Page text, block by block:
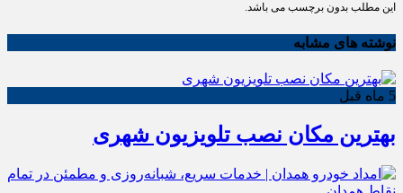
این مطلب بدون برچسب می باشد.
نوشته های مشابه
5 ماه قبل
بهترین مکان نصب تلویزیون شهری